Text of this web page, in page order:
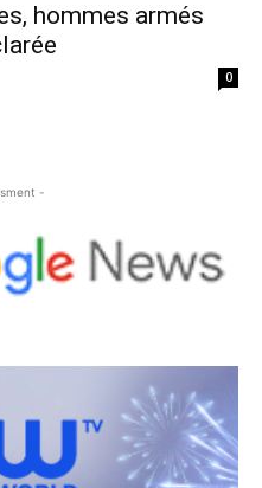
hommes armés
0
-